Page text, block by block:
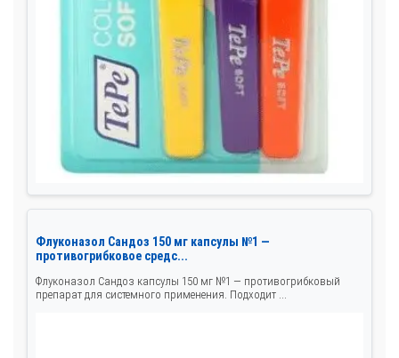
Флуконазол Сандоз 150 мг капсулы №1 —
противогрибковое средс...
Флуконазол Сандоз капсулы 150 мг №1 — противогрибковый
препарат для системного применения. Подходит ...